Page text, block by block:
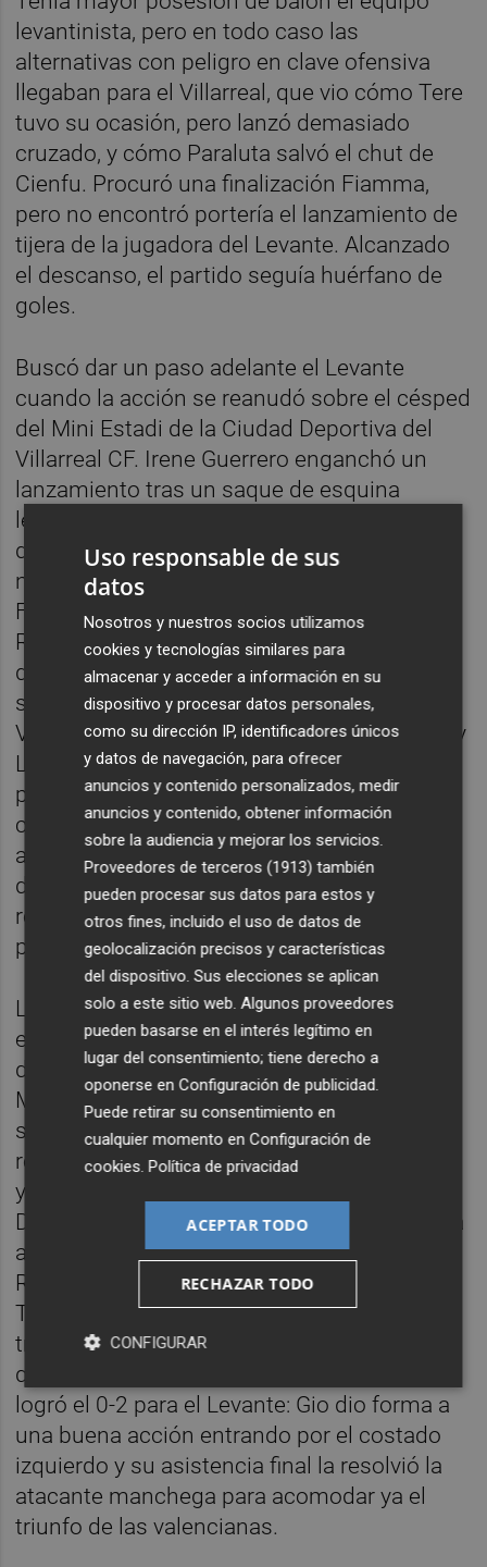
levantinista, pero en todo caso las
alternativas con peligro en clave ofensiva
llegaban para el Villarreal, que vio cómo Tere
tuvo su ocasión, pero lanzó demasiado
cruzado, y cómo Paraluta salvó el chut de
Cienfu. Procuró una finalización Fiamma,
pero no encontró portería el lanzamiento de
tijera de la jugadora del Levante. Alcanzado
el descanso, el partido seguía huérfano de
goles.
Buscó dar un paso adelante el Levante
cuando la acción se reanudó sobre el césped
del Mini Estadi de la Ciudad Deportiva del
Villarreal CF. Irene Guerrero enganchó un
lanzamiento tras un saque de esquina
levantinista, pero el balón se fue por encima
del larguero. En el minuto 53, llegó una
notable oportunidad para las visitantes:
Fiamma centró al corazón del área y Alba
Redondo remató de volea, obligando a Elena
de Toro a lucirse para evitar el que hubiera
sido el primer gol del partido. Replicó el
Villarreal con las finalizaciones de Soldevila y
Lara Mata en sendas acciones a balón
parado, pero no tuvo la fortuna del gol el
conjunto amarillo. Eso llegó, en clave
azulgrana, en el 63, tras una acción y centro
de Falcón por la izquierda y su pase lo
remató de cabeza Toletti en el palo cercano
para conseguir el 0-1.
La nota de emoción llegó especialmente en
el minuto 67. Ya había ejecutado una tanda
de triple cambio el Levante. Pero Sara
Monforte, luego, en su primera venta de
sustituciones dio la vez a Salma Paralluelo,
recuperada ya de una grave lesión de rodilla,
y que pudo por fin debutar en la Primera
División Femenina. Poco después, armó una
acción ofensiva el Levante y el chut de Alba
Redondo cerca del poste lo repelió Elena de
Toro. El partido progresó hacia el último
tramo. Y en la recta final, a cinco minutos de
que completara el tiempo, Alba Redondo
logró el 0-2 para el Levante: Gio dio forma a
una buena acción entrando por el costado
izquierdo y su asistencia final la resolvió la
atacante manchega para acomodar ya el
triunfo de las valencianas.
Uso responsable de sus
datos
Nosotros y nuestros socios utilizamos
cookies y tecnologías similares para
almacenar y acceder a información en su
dispositivo y procesar datos personales,
como su dirección IP, identificadores únicos
y datos de navegación, para ofrecer
anuncios y contenido personalizados, medir
anuncios y contenido, obtener información
sobre la audiencia y mejorar los servicios.
Proveedores de terceros (1913) también
pueden procesar sus datos para estos y
otros fines, incluido el uso de datos de
geolocalización precisos y características
del dispositivo. Sus elecciones se aplican
solo a este sitio web. Algunos proveedores
pueden basarse en el interés legítimo en
lugar del consentimiento; tiene derecho a
oponerse enConfiguración de publicidad
Puede retirar su consentimiento en
cualquier momento enConfiguración de
cookies .Política de privacidad
ACEPTAR TODO
RECHAZAR TODO
CONFIGURAR